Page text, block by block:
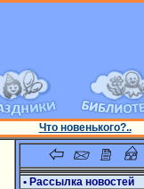
Что новенького?..
• Рассылка новостей